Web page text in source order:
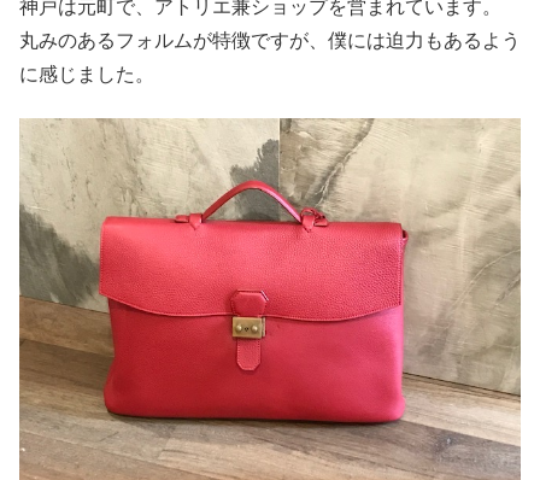
神戸は元町で、アトリエ兼ショップを営まれています。
丸みのあるフォルムが特徴ですが、僕には迫力もあるよう
に感じました。